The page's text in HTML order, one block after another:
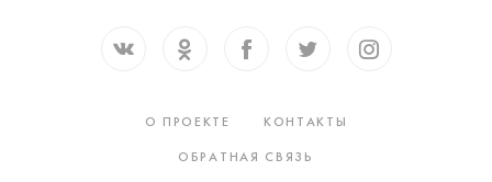
О ПРОЕКТЕ
КОНТАКТЫ
ОБРАТНАЯ СВЯЗЬ